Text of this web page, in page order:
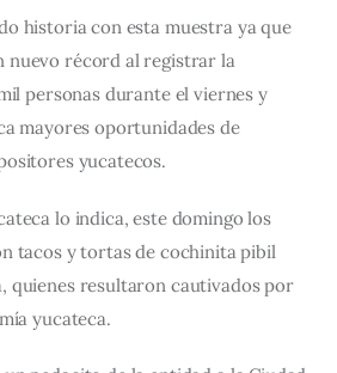
historia con esta muestra ya que
nuevo récord al registrar la
personas durante el viernes y
mayores oportunidades de
yucatecos.
lo indica, este domingo los
tacos y tortas de cochinita pibil
quienes resultaron cautivados por
yucateca.